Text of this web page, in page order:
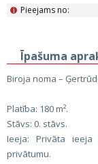
Pieejams no:
i
Īpašuma
Biroja noma –
Platība: 180 m².
Stāvs: 0. stāvs.
Ieeja: Privāta
privātumu.